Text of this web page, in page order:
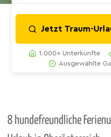
Jetzt Traum-
1.000+ Unterkünfte
Ausgewählte
8 hundefreundliche